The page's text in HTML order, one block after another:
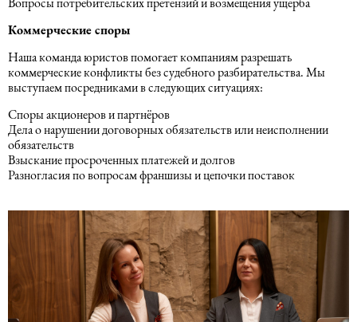
Судебное право
Закон о нефти и газе
Строительное право
Морское право
Спортивное право
Коммерческие споры
Наша команда юристов помогает компаниям разрешать
коммерческие конфликты без судебного разбирательства. Мы
выступаем посредниками в следующих ситуациях:
Споры акционеров и партнёров
Дела о нарушении договорных обязательств или неисполнении
обязательств
Взыскание просроченных платежей и долгов
Разногласия по вопросам франшизы и цепочки поставок